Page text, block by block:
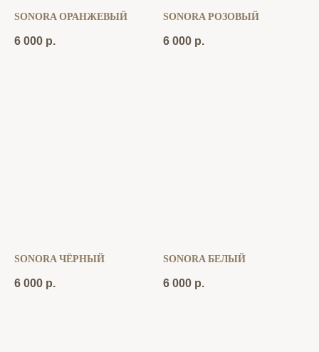
SONORA ОРАНЖЕВЫЙ
6 000 р.
SONORA РОЗОВЫЙ
6 000 р.
SONORA ЧЁРНЫЙ
6 000 р.
SONORA БЕЛЫЙ
6 000 р.